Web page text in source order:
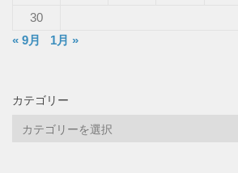
30
« 9月
1月 »
カテゴリー